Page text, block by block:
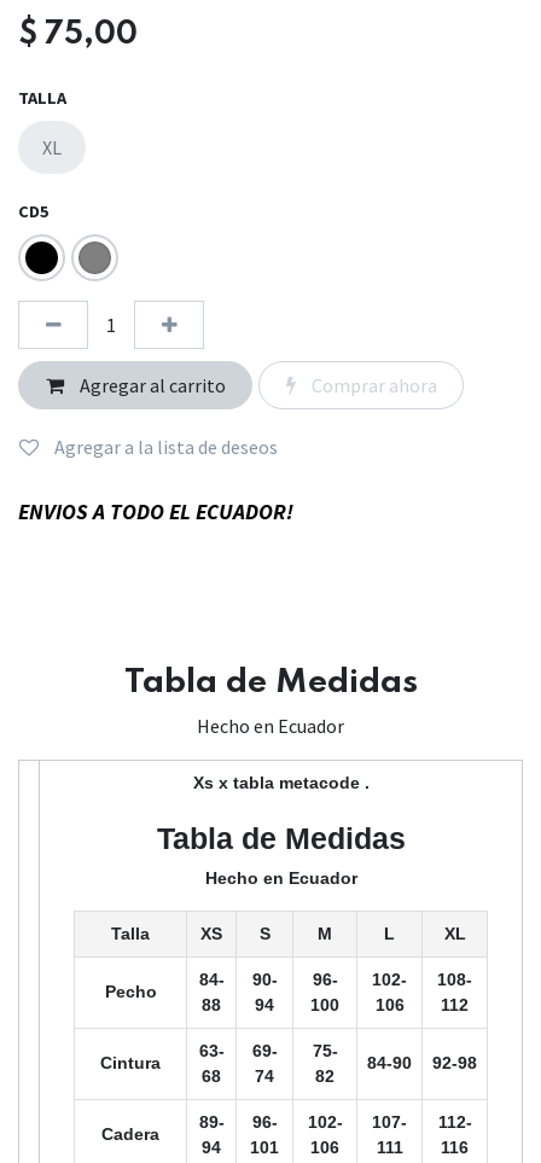
$ 75,00
TALLA
XL
CD5
Agregar al carrito Comprar ahora
Agregar a la lista de deseos
ENVIOS A TODO EL ECUADOR!
Tabla de Medidas
Hecho en Ecuador
Xs x tabla metacode .
Tabla de Medidas
Hecho en Ecuador
Talla XS S M L XL
Pecho
84-
88
90-
94
96-
100
102-
106
108-
112
Cintura
63-
68
69-
74
75-
82
84-90 92-98
Cadera
89-
94
96-
101
102-
106
107-
111
112-
116